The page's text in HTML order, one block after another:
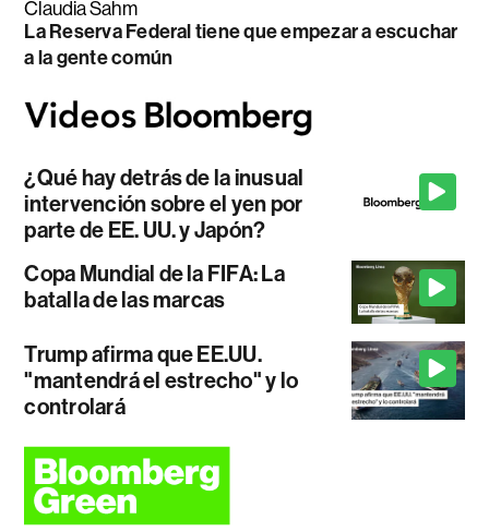
Claudia Sahm
La Reserva Federal tiene que empezar a escuchar
a la gente común
¿Qué hay detrás de la inusual
intervención sobre el yen por
parte de EE. UU. y Japón?
Copa Mundial de la FIFA: La
batalla de las marcas
Trump afirma que EE.UU.
"mantendrá el estrecho" y lo
controlará